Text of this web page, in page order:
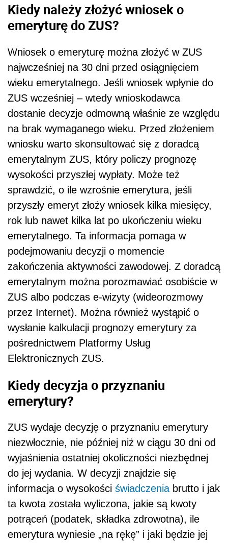
Kiedy należy złożyć wniosek o
emeryturę do ZUS?
Wniosek o emeryturę można złożyć w ZUS
najwcześniej na 30 dni przed osiągnięciem
wieku emerytalnego. Jeśli wniosek wpłynie do
ZUS wcześniej – wtedy wnioskodawca
dostanie decyzje odmowną właśnie ze względu
na brak wymaganego wieku. Przed złożeniem
wniosku warto skonsultować się z doradcą
emerytalnym ZUS, który policzy prognozę
wysokości przyszłej wypłaty. Może też
sprawdzić, o ile wzrośnie emerytura, jeśli
przyszły emeryt złoży wniosek kilka miesięcy,
rok lub nawet kilka lat po ukończeniu wieku
emerytalnego. Ta informacja pomaga w
podejmowaniu decyzji o momencie
zakończenia aktywności zawodowej. Z doradcą
emerytalnym można porozmawiać osobiście w
ZUS albo podczas e-wizyty (wideorozmowy
przez Internet). Można również wystąpić o
wysłanie kalkulacji prognozy emerytury za
pośrednictwem Platformy Usług
Elektronicznych ZUS.
Kiedy decyzja o przyznaniu
emerytury?
ZUS wydaje decyzję o przyznaniu emerytury
niezwłocznie, nie później niż w ciągu 30 dni od
wyjaśnienia ostatniej okoliczności niezbędnej
do jej wydania. W decyzji znajdzie się
informacja o wysokości świadczenia brutto i jak
ta kwota została wyliczona, jakie są kwoty
potrąceń (podatek, składka zdrowotna), ile
emerytura wyniesie „na rękę” i jaki będzie jej